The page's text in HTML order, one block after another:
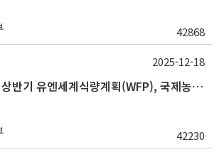
42868
(~12/31) 2026년 상반기 유엔세계식량계획(WFP), 국제농업개발기금(IFAD) 및 유엔아동기금(UNICEF) 인턴십 프로그램 참가자 모집
42230
2025-12-18